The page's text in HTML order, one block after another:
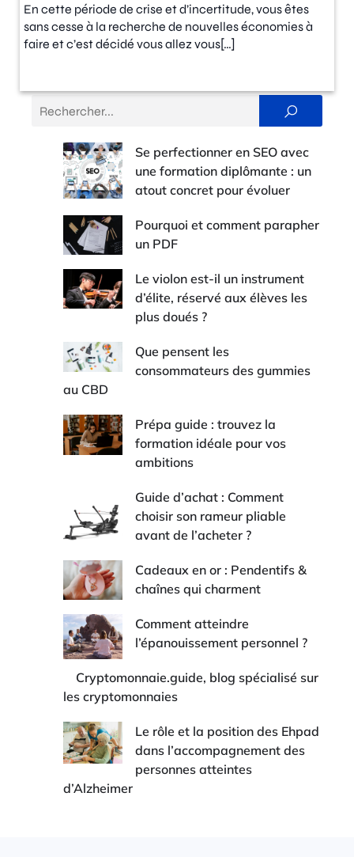
Se perfectionner en SEO avec
une formation diplômante : un
atout concret pour évoluer
Pourquoi et comment parapher
un PDF
Le violon est-il un instrument
d’élite, réservé aux élèves les
plus doués ?
Que pensent les
consommateurs des gummies
au CBD
Prépa guide : trouvez la
formation idéale pour vos
ambitions
Guide d’achat : Comment
choisir son rameur pliable
avant de l’acheter ?
Cadeaux en or : Pendentifs &
chaînes qui charment
Comment atteindre
l’épanouissement personnel ?
Cryptomonnaie.guide, blog spécialisé sur
les cryptomonnaies
Le rôle et la position des Ehpad
dans l’accompagnement des
personnes atteintes
d’Alzheimer
En cette période de crise et d’incertitude, vous êtes
sans cesse à la recherche de nouvelles économies à
faire et c’est décidé vous allez vous[…]